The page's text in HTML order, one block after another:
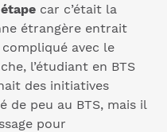
car c’était la
étrangère entrait
compliqué avec le
l’étudiant en BTS
des initiatives
de peu au BTS, mais il
pour